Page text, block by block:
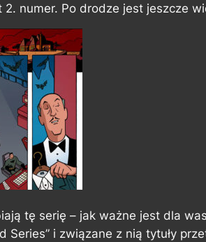
2. numer. Po drodze jest jeszcze
tę serię – jak ważne jest dla
Series” i związane z nią tytuły